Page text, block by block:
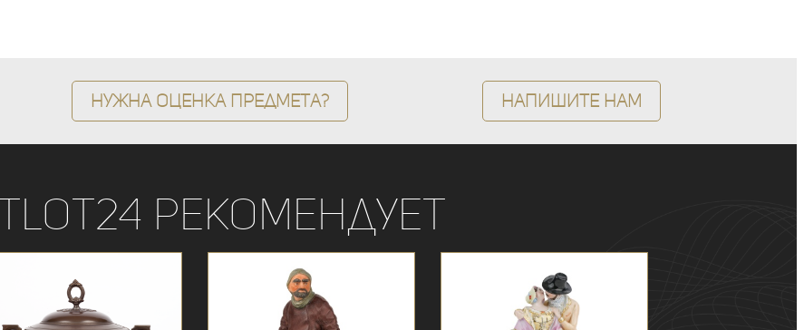
Нужна оценка предмета? Напишите нам
рекомендует